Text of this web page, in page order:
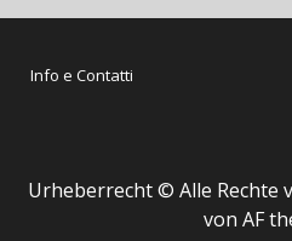
Info e Contatti
Urheberrecht © Alle Rechte
von AF